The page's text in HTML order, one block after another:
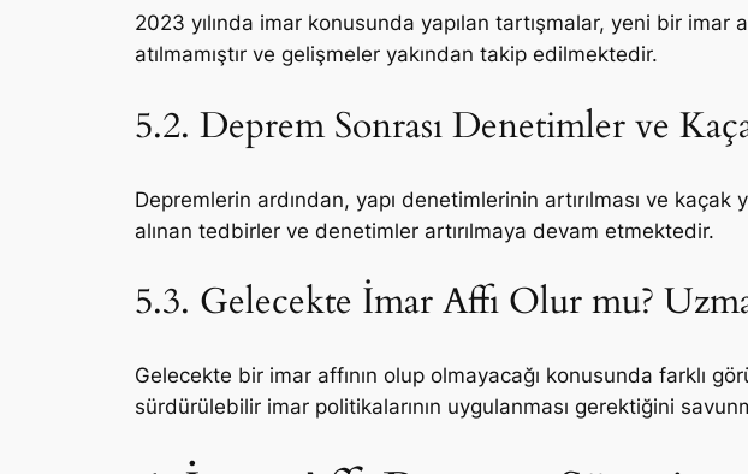
2023 yılında imar konusunda yapılan tartışmalar, yeni bir
atılmamıştır ve gelişmeler yakından takip edilmektedir.
5.2. Deprem Sonrası Denetimler ve
Depremlerin ardından, yapı denetimlerinin artırılması ve kaçak
alınan tedbirler ve denetimler artırılmaya devam etmektedir.
5.3. Gelecekte İmar Affı Olur mu?
Gelecekte bir imar affının olup olmayacağı konusunda farklı
sürdürülebilir imar politikalarının uygulanması gerektiğini